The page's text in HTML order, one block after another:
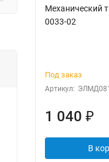
Механический
0033-02
Под заказ
Артикул:
1 040 ₽
В